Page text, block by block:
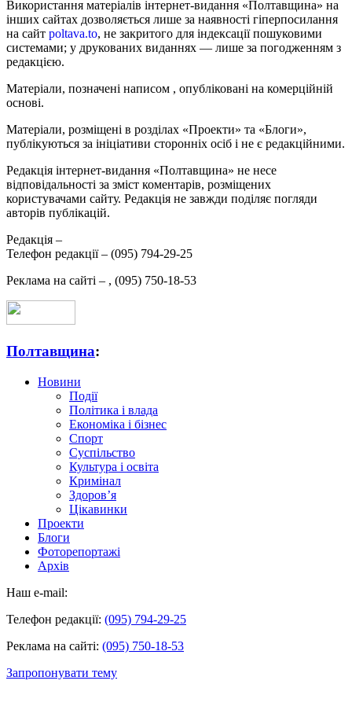
Використання матеріалів інтернет-видання «Полтавщина» на
інших сайтах дозволяється лише за наявності гіперпосилання
на сайт poltava.to, не закритого для індексації пошуковими
системами; у друкованих виданнях — лише за погодженням з
редакцією.
Матеріали, позначені написом , опубліковані на комерційній
основі.
Матеріали, розміщені в розділах «Проекти» та «Блоги»,
публікуються за ініціативи сторонніх осіб і не є редакційними.
Редакція інтернет-видання «Полтавщина» не несе
відповідальності за зміст коментарів, розміщених
користувачами сайту. Редакція не завжди поділяє погляди
авторів публікацій.
Редакція –
Телефон редакції – (095) 794-29-25
Реклама на сайті – , (095) 750-18-53
Полтавщина:
Новини
Події
Політика і влада
Економіка і бізнес
Спорт
Суспільство
Культура і освіта
Кримінал
Здоров’я
Цікавинки
Проекти
Блоги
Фоторепортажі
Архів
Наш e-mail:
Телефон редакції: (095) 794-29-25
Реклама на сайті: (095) 750-18-53
Запропонувати тему